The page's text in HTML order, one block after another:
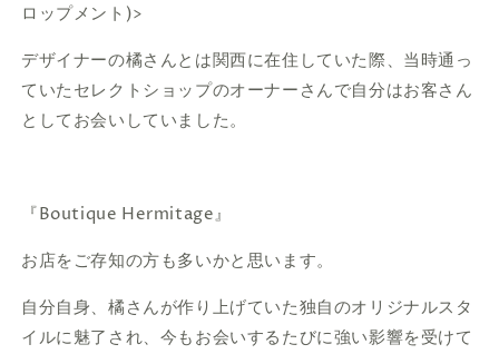
ロップメント)>
デザイナーの橘さんとは関西に在住していた際、当時通っ
ていたセレクトショップのオーナーさんで自分はお客さん
としてお会いしていました。
『Boutique Hermitage』
お店をご存知の方も多いかと思います。
自分自身、橘さんが作り上げていた独自のオリジナルスタ
イルに魅了され、今もお会いするたびに強い影響を受けて